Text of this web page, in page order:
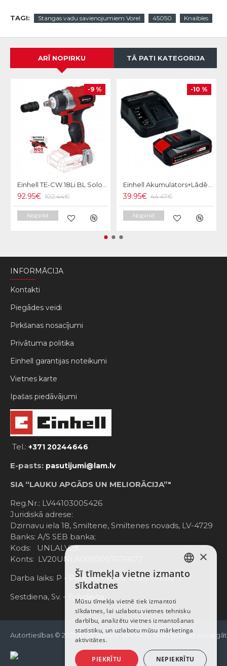
TAGI: Stangas vadu savienojumiem Vorel 45050 Knaibles
ARĪ NOPIRKU TĀ PATI KATEGORIJA
-9 %
Einhell TE-CW 18Li BL Solo Akumulatora triecienskrūvgriezis
92.95€ 102.44€
Nopirkt
-10 %
Einhell Akumulators+Lādētājs 18V 2.5Ah PXC
39.95€ 44.47€
Nopirkt
INFORMĀCIJA
Kontakti
Piegādes veidi
Pirkšanas nosacījumi
Privātuma politika
Einhell garantijas noteikumi
Vietnes karte
Ipašas piedāvājumi
Tel.: +371 20244646
E-pasts: pasutijumi@lam.lv
SIA “LAUKU APGĀDS UN MELIORĀCIJA”"
Reg.Nr.: LV44103005426
Juridiskā adrese:
Dzirnavu iela 18, Smiltene, Smiltenes novads, LV-4729
Banks: A/S SEB banka;
Kods: UNLALV2X
Konts: LV20UNLA0050007676877
Darba laiks: P - Pk. 8:00 - 12:00; 13:00 - 17:00
Sestdiena, Sv. - Brīvdiena
Autortiesības © 2021-2025, www.e-einhell.lv, Visas tiesības
LATVIAN
ENGLISH
×
Šī tīmekļa vietne izmanto
sīkdatnes
Mūsu tīmekļa vietnē tiek izmantoti
sīkdatnes, lai uzlabotu vietnes tehnisku
darbību, analizētu vietnes izmantošanas
statistiku, un uzlabotu mūsu mārketinga
aktivitātes.
PIEKRĪTU NEPIEKRĪTU